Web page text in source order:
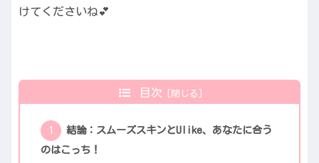
けてくださいね💕
目次
結論：スムーズスキンとUlike、あなたに合う
のはこっち！